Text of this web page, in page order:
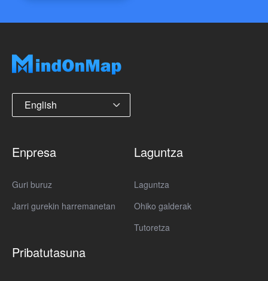
English
Enpresa
Guri buruz
Jarri gurekin harremanetan
Laguntza
Laguntza
Ohiko galderak
Tutoretza
Pribatutasuna